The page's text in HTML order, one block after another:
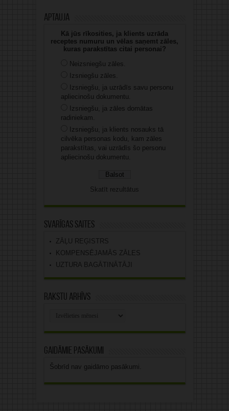
Aptauja
Kā jūs rīkosities, ja klients uzrāda
receptes numuru un vēlas saņemt zāles,
kuras parakstītas citai personai?
Neizsniegšu zāles.
Izsniegšu zāles.
Izsniegšu, ja uzrādīs savu personu
apliecinošu dokumentu.
Izsniegšu, ja zāles domātas
radiniekam.
Izsniegšu, ja klients nosauks tā
cilvēka personas kodu, kam zāles
parakstītas, vai uzrādīs šo personu
apliecinošu dokumentu.
Skatīt rezultātus
Svarīgas saites
ZĀĻU REĢISTRS
KOMPENSĒJAMĀS ZĀLES
UZTURA BAGĀTINĀTĀJI
Rakstu arhīvs
Gaidāmie pasākumi
Šobrīd nav gaidāmo pasākumi.